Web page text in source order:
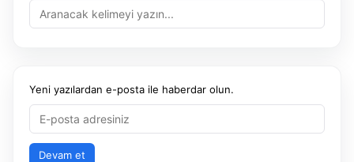
Yeni yazılardan e-posta ile haberdar olun.
Devam et